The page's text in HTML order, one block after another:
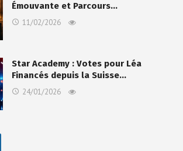
Émouvante et Parcours…
11/02/2026
Star Academy : Votes pour Léa
Financés depuis la Suisse…
24/01/2026